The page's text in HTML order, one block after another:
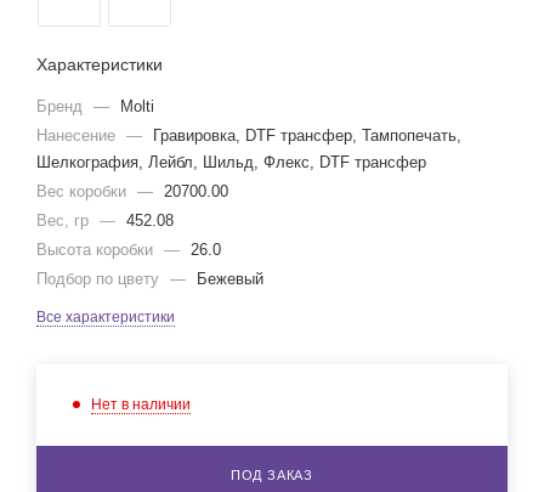
Характеристики
Бренд —
Molti
Нанесение —
Гравировка, DTF трансфер, Тампопечать,
Шелкография, Лейбл, Шильд, Флекс, DTF трансфер
Вес коробки — 20700.00
Вес, гр — 452.08
Высота коробки — 26.0
Подбор по цвету — Бежевый
Все характеристики
Нет в наличии
ПОД ЗАКАЗ